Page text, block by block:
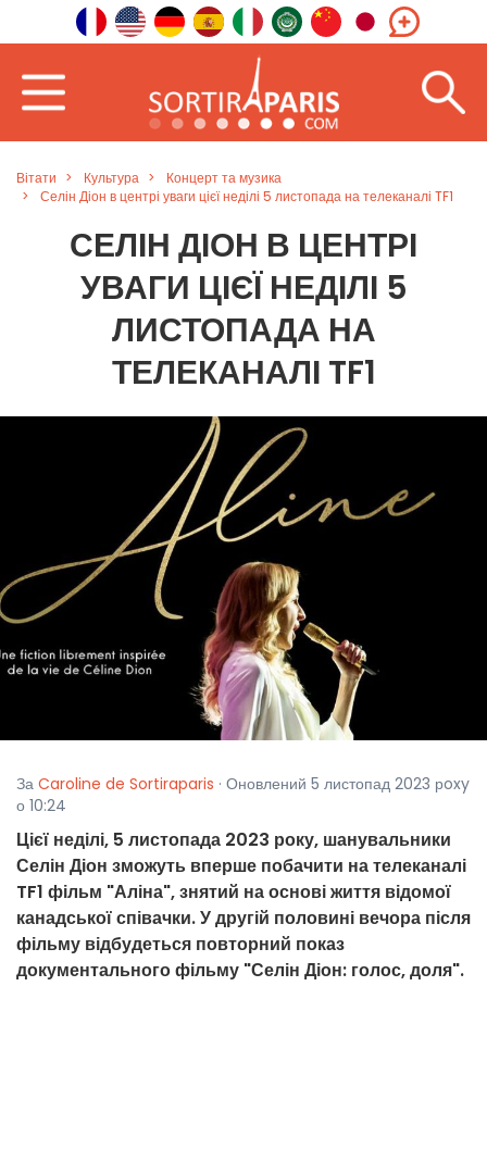
Вітати Культура
Концерт та музика
Селін Діон в центрі уваги цієї неділі 5 листопада на телеканалі TF1
СЕЛІН ДІОН В ЦЕНТРІ
УВАГИ ЦІЄЇ НЕДІЛІ 5
ЛИСТОПАДА НА
ТЕЛЕКАНАЛІ TF1
За Caroline de Sortiraparis · Оновлений 5 листопад 2023 рoxy
о 10:24
Цієї неділі, 5 листопада 2023 року, шанувальники
Селін Діон зможуть вперше побачити на телеканалі
TF1 фільм "Аліна", знятий на основі життя відомої
канадської співачки. У другій половині вечора після
фільму відбудеться повторний показ
документального фільму "Селін Діон: голос, доля".